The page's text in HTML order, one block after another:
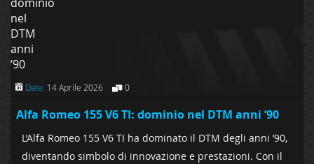
Date: 14 Aprile 2026 0
Alfa Romeo 155 V6 TI: dominio nel DTM anni ’90
L’Alfa Romeo 155 V6 TI ha dominato il DTM degli anni ’90,
diventando simbolo di innovazione e prestazioni. Con il